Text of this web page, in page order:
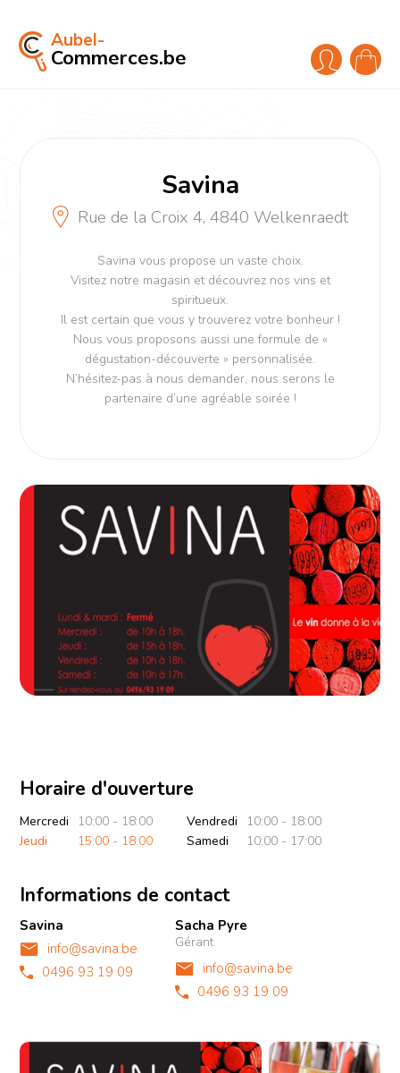
Aubel-
Commerces.be
Savina
Rue de la Croix 4, 4840 Welkenraedt
Savina vous propose un vaste choix.
Visitez notre magasin et découvrez nos vins et
spiritueux.
Il est certain que vous y trouverez votre bonheur !
Nous vous proposons aussi une formule de «
dégustation-découverte » personnalisée.
N’hésitez-pas à nous demander, nous serons le
partenaire d’une agréable soirée !
Horaire d'ouverture
Mercredi
10:00 - 18:00
Jeudi
15:00 - 18:00
Vendredi
10:00 - 18:00
Samedi
10:00 - 17:00
Informations de contact
Savina
info@savina.be
0496 93 19 09
Sacha Pyre
Gérant
info@savina.be
0496 93 19 09